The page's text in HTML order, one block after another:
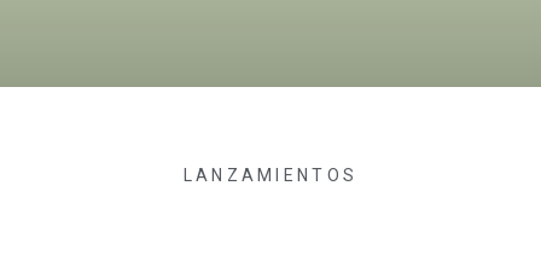
LANZAMIENTOS